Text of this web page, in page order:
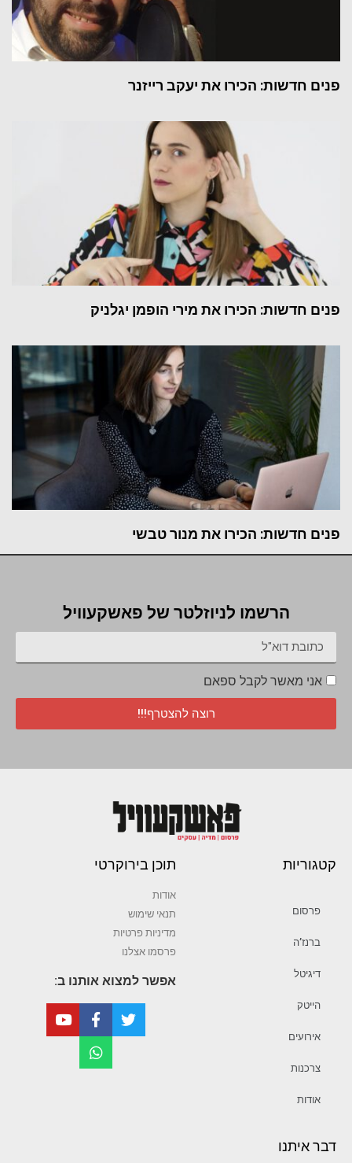
פנים חדשות: הכירו את יעקב רייזנר
פנים חדשות: הכירו את מירי הופמן יגלניק
פנים חדשות: הכירו את מנור טבשי
הרשמו לניוזלטר של פאשקעוויל
אני מאשר לקבל ספאם
רוצה להצטרף!!!
קטגוריות
פרסום
ברנז’ה
דיגיטל
הייטק
אירועים
צרכנות
אודות
תוכן בירוקרטי
אודות
תנאי שימוש
מדיניות פרטיות
פרסמו אצלנו
אפשר למצוא אותנו ב:
דבר איתנו